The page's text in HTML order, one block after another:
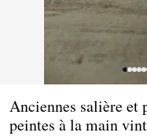
Anciennes salière et
peintes à la main